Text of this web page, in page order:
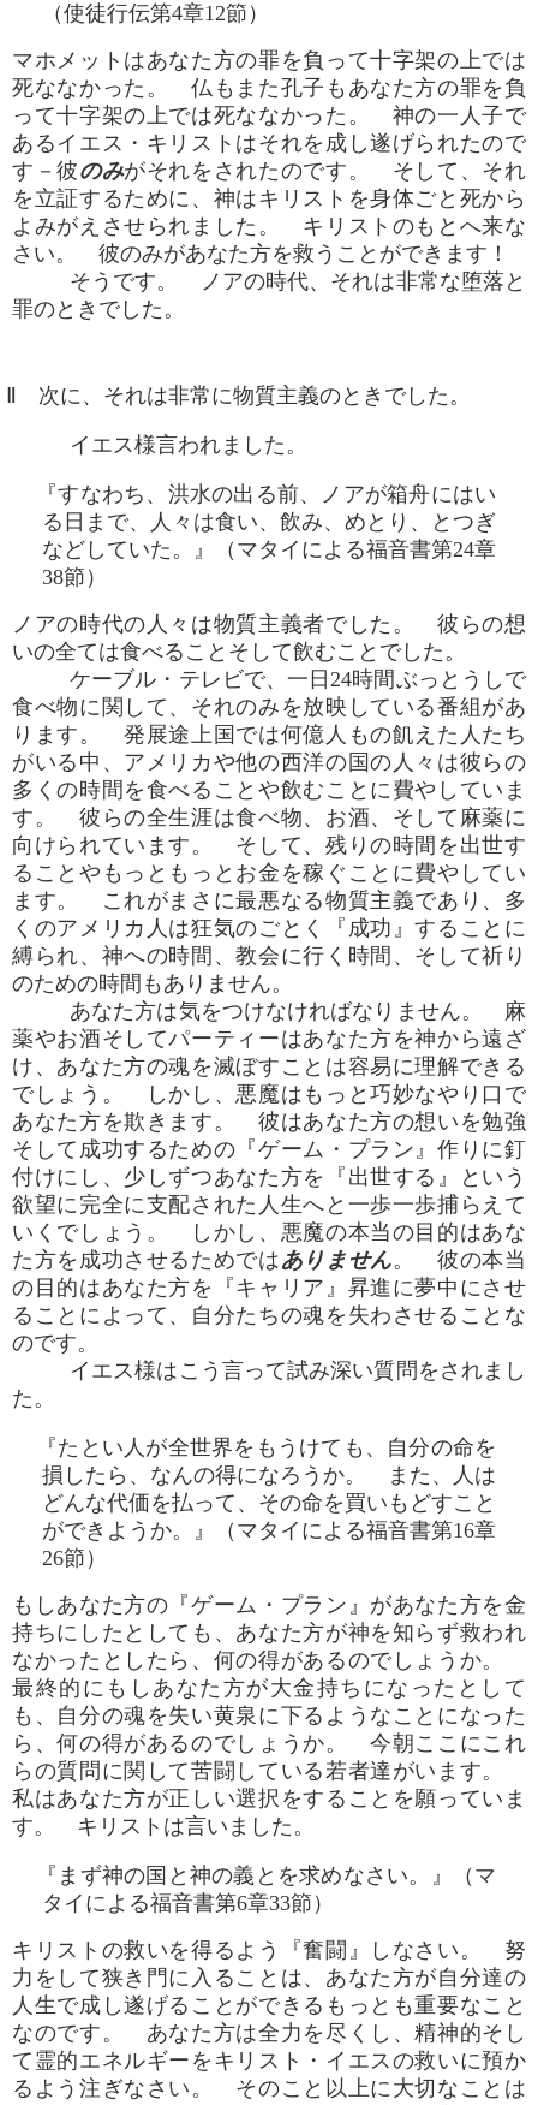
（使徒行伝第4章12節）
マホメットはあなた方の罪を負って十字架の上では
死ななかった。 仏もまた孔子もあなた方の罪を負
って十字架の上では死ななかった。 神の一人子で
あるイエス・キリストはそれを成し遂げられたので
す－彼のみがそれをされたのです。 そして、それ
を立証するために、神はキリストを身体ごと死から
よみがえさせられました。 キリストのもとへ来な
さい。 彼のみがあなた方を救うことができます！
そうです。 ノアの時代、それは非常な堕落と
罪のときでした。
Ⅱ 次に、それは非常に物質主義のときでした。
イエス様言われました。
『すなわち、洪水の出る前、ノアが箱舟にはい
る日まで、人々は食い、飲み、めとり、とつぎ
などしていた。』（マタイによる福音書第24章
38節）
ノアの時代の人々は物質主義者でした。 彼らの想
いの全ては食べることそして飲むことでした。
ケーブル・テレビで、一日24時間ぶっとうしで
食べ物に関して、それのみを放映している番組があ
ります。 発展途上国では何億人もの飢えた人たち
がいる中、アメリカや他の西洋の国の人々は彼らの
多くの時間を食べることや飲むことに費やしていま
す。 彼らの全生涯は食べ物、お酒、そして麻薬に
向けられています。 そして、残りの時間を出世す
ることやもっともっとお金を稼ぐことに費やしてい
ます。 これがまさに最悪なる物質主義であり、多
くのアメリカ人は狂気のごとく『成功』することに
縛られ、神への時間、教会に行く時間、そして祈り
のための時間もありません。
あなた方は気をつけなければなりません。 麻
薬やお酒そしてパーティーはあなた方を神から遠ざ
け、あなた方の魂を滅ぼすことは容易に理解できる
でしょう。 しかし、悪魔はもっと巧妙なやり口で
あなた方を欺きます。 彼はあなた方の想いを勉強
そして成功するための『ゲーム・プラン』作りに釘
付けにし、少しずつあなた方を『出世する』という
欲望に完全に支配された人生へと一歩一歩捕らえて
いくでしょう。 しかし、悪魔の本当の目的はあな
た方を成功させるためではありません。 彼の本当
の目的はあなた方を『キャリア』昇進に夢中にさせ
ることによって、自分たちの魂を失わさせることな
のです。
イエス様はこう言って試み深い質問をされまし
た。
『たとい人が全世界をもうけても、自分の命を
損したら、なんの得になろうか。 また、人は
どんな代価を払って、その命を買いもどすこと
ができようか。』（マタイによる福音書第16章
26節）
もしあなた方の『ゲーム・プラン』があなた方を金
持ちにしたとしても、あなた方が神を知らず救われ
なかったとしたら、何の得があるのでしょうか。
最終的にもしあなた方が大金持ちになったとして
も、自分の魂を失い黄泉に下るようなことになった
ら、何の得があるのでしょうか。 今朝ここにこれ
らの質問に関して苦闘している若者達がいます。
私はあなた方が正しい選択をすることを願っていま
す。 キリストは言いました。
『まず神の国と神の義とを求めなさい。』（マ
タイによる福音書第6章33節）
キリストの救いを得るよう『奮闘』しなさい。 努
力をして狭き門に入ることは、あなた方が自分達の
人生で成し遂げることができるもっとも重要なこと
なのです。 あなた方は全力を尽くし、精神的そし
て霊的エネルギーをキリスト・イエスの救いに預か
るよう注ぎなさい。 そのこと以上に大切なことは